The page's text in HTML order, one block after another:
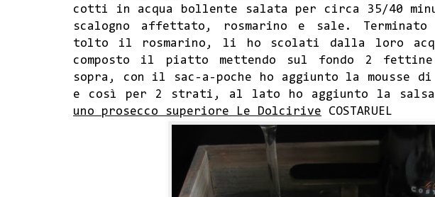
cotti in acqua bollente salata per circa 35/40
scalogno affettato, rosmarino e sale.
tolto il rosmarino, li ho scolati dalla loro
composto il piatto mettendo sul fondo 2
sopra, con il sac-a-poche ho aggiunto la mousse
e così per 2 strati, al lato ho aggiunto la
uno prosecco superiore Le Dolcirive
COSTARUEL